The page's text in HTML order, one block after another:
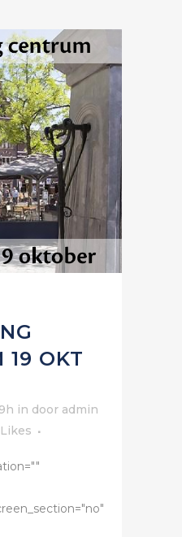
19 OKT
in door admin
Likes